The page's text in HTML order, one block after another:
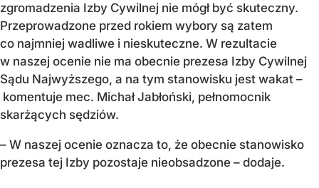
zgromadzenia Izby Cywilnej nie mógł być skuteczny.
Przeprowadzone przed rokiem wybory są zatem
co najmniej wadliwe i nieskuteczne. W rezultacie
w naszej ocenie nie ma obecnie prezesa Izby Cywilnej
Sądu Najwyższego, a na tym stanowisku jest wakat –
komentuje mec. Michał Jabłoński, pełnomocnik
skarżących sędziów.
– W naszej ocenie oznacza to, że obecnie stanowisko
prezesa tej Izby pozostaje nieobsadzone – dodaje.